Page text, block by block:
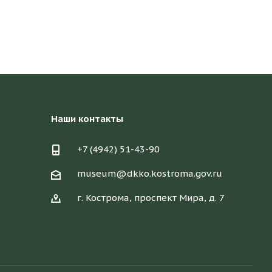
Наши контакты
+7 (4942) 51-43-90
museum@dkko.kostroma.gov.ru
г. Кострома, проспект Мира, д. 7